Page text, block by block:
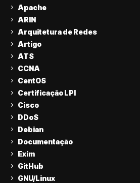
Apache
ARIN
Arquitetura de Redes
Artigo
ATS
CCNA
CentOS
Certificação LPI
Cisco
DDoS
Debian
Documentação
Exim
GitHub
GNU/Linux